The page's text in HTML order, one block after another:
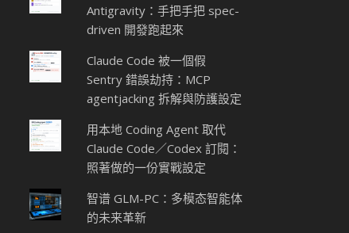
Antigravity：手把手把 spec-
driven 開發跑起來
Claude Code 被一個假
Sentry 錯誤劫持：MCP
agentjacking 拆解與防護設定
用本地 Coding Agent 取代
Claude Code／Codex 訂閱：
照著做的一份實戰設定
智谱 GLM-PC：多模态智能体
的未来革新